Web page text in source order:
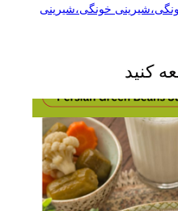
خونگی،شیرینی
کنید